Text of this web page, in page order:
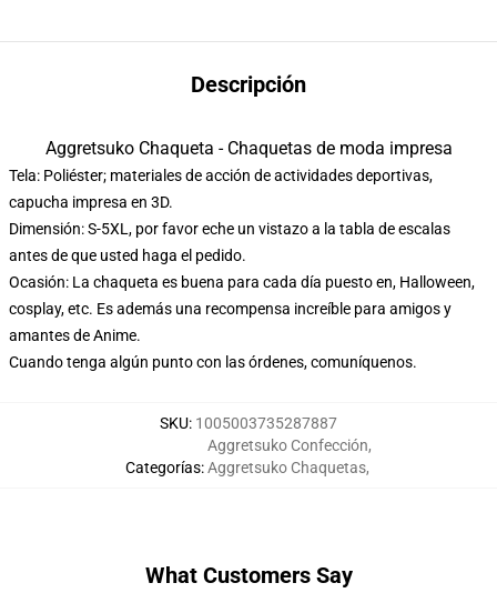
Descripción
Aggretsuko Chaqueta - Chaquetas de moda impresa
Tela: Poliéster; materiales de acción de actividades deportivas,
capucha impresa en 3D.
Dimensión: S-5XL, por favor eche un vistazo a la tabla de escalas
antes de que usted haga el pedido.
Ocasión: La chaqueta es buena para cada día puesto en, Halloween,
cosplay, etc. Es además una recompensa increíble para amigos y
amantes de Anime.
Cuando tenga algún punto con las órdenes, comuníquenos.
SKU: 1005003735287887
Categorías:
Aggretsuko Confección,
Aggretsuko Chaquetas,
What Customers Say